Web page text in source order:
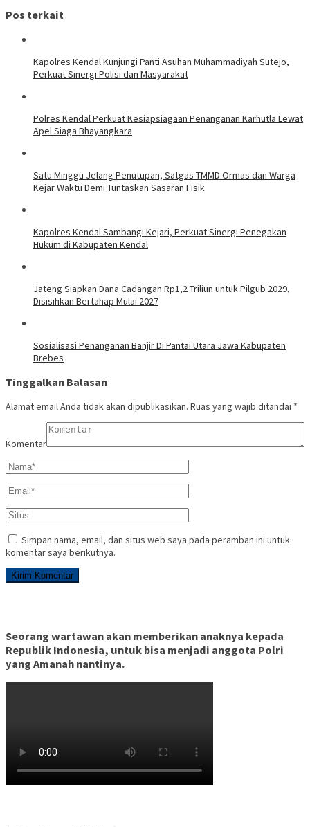
Pos terkait
Kapolres Kendal Kunjungi Panti Asuhan Muhammadiyah Sutejo,
Perkuat Sinergi Polisi dan Masyarakat
Polres Kendal Perkuat Kesiapsiagaan Penanganan Karhutla Lewat
Apel Siaga Bhayangkara
Satu Minggu Jelang Penutupan, Satgas TMMD Ormas dan Warga
Kejar Waktu Demi Tuntaskan Sasaran Fisik
Kapolres Kendal Sambangi Kejari, Perkuat Sinergi Penegakan
Hukum di Kabupaten Kendal
Jateng Siapkan Dana Cadangan Rp1,2 Triliun untuk Pilgub 2029,
Disisihkan Bertahap Mulai 2027
Sosialisasi Penanganan Banjir Di Pantai Utara Jawa Kabupaten
Brebes
Tinggalkan Balasan
Alamat email Anda tidak akan dipublikasikan. Ruas yang wajib ditandai *
Komentar
Simpan nama, email, dan situs web saya pada peramban ini untuk
komentar saya berikutnya.
Seorang wartawan akan memberikan anaknya kepada
Republik Indonesia, untuk bisa menjadi anggota Polri
yang Amanah nantinya.